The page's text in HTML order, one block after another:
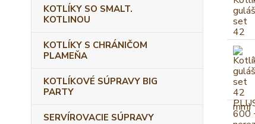
KOTLÍKY SO SMALT.
KOTLINOU
KOTLÍKY S CHRÁNIČOM
PLAMEŇA
KOTLÍKOVÉ SÚPRAVY BIG
PARTY
SERVÍROVACIE SÚPRAVY